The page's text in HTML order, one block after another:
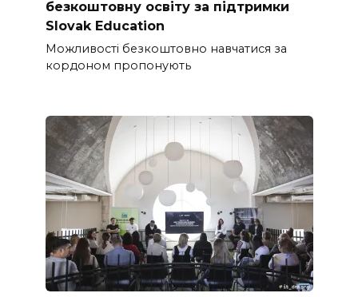
безкоштовну освіту за підтримки
Slovak Education
Можливості безкоштовно навчатися за
кордоном пропонують